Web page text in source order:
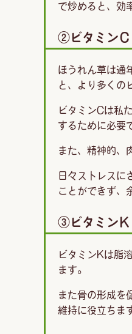
で炒めると、効
②ビタミンＣ
ほうれん草は通
と、より多くの
ビタミンCは私
するために必要
また、精神的、
日々ストレスに
ことができず、
③ビタミンＫ
ビタミンKは脂
ます。
また骨の形成を
維持に役立ちま